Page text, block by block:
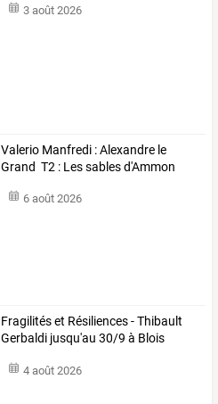
3 août 2026
Valerio Manfredi : Alexandre le
Grand T2 : Les sables d'Ammon
6 août 2026
Fragilités et Résiliences - Thibault
Gerbaldi jusqu'au 30/9 à Blois
4 août 2026